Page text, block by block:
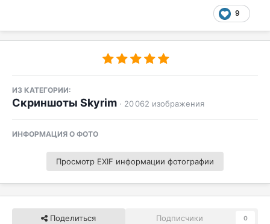
9
ИЗ КАТЕГОРИИ:
Скриншоты Skyrim · 20 062 изображения
ИНФОРМАЦИЯ О ФОТО
Просмотр EXIF информации фотографии
Поделиться Подписчики 0